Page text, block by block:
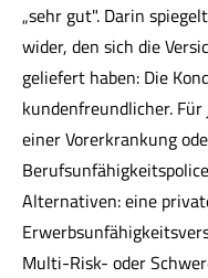
„sehr gut". Darin
wider, den sich die
geliefert haben: Die
kundenfreundlicher.
einer Vorerkrankung
Alternativen: eine
Multi-Risk- oder